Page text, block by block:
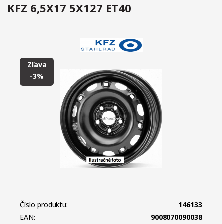
KFZ 6,5X17 5X127 ET40
Zľava
-3%
Číslo produktu:
146133
EAN:
9008070090038